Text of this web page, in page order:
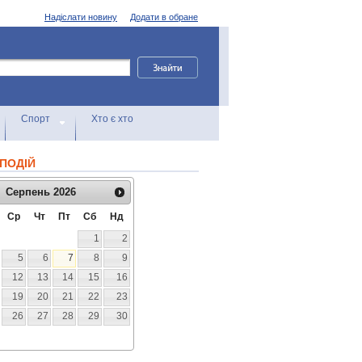
Додати в обране
Надіслати новину
Спорт Хто є хто
Серпень 2026
Ср Чт Пт Сб
Нд
1
2
5 6 7 8
9
12 13 14 15
16
19 20 21 22
23
26 27 28 29
30